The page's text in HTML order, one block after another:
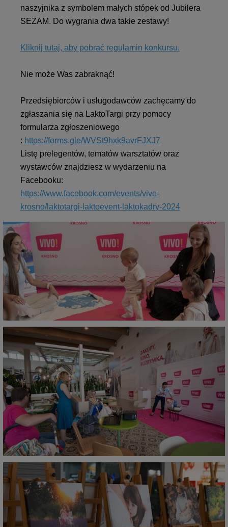
naszyjnika z symbolem małych stópek od Jubilera
SEZAM. Do wygrania dwa takie zestawy!
Kliknij tutaj, aby pobrać regulamin konkursu.
Nie może Was zabraknąć!
Przedsiębiorców i usługodawców zachęcamy do
zgłaszania się na LaktoTargi przy pomocy
formularza zgłoszeniowego
: https://forms.gle/WVSt9hxk9avrFJXJ7
Listę prelegentów, tematów warsztatów oraz
wystawców znajdziesz w wydarzeniu na
Facebooku:
https://www.facebook.com/events/vivo-
krosno/laktotargi-laktoevent-laktokadry-2024